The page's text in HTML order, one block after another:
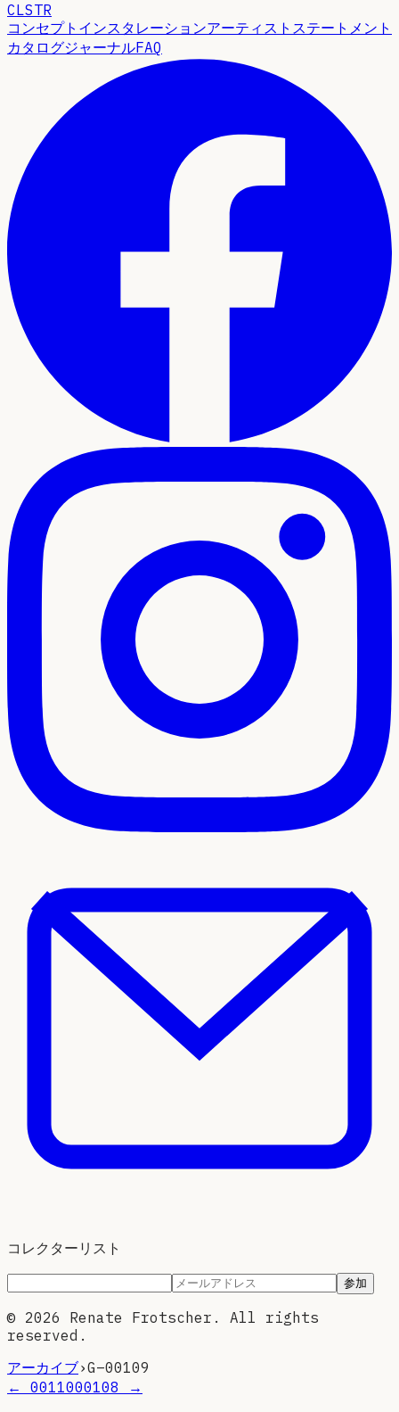
CLSTR
コンセプト インスタレーションアーティストステートメント
カタログジャーナルFAQ
コレクターリスト
参加
© 2026 Renate Frotscher. All rights
reserved.
アーカイブ›G–00109
← 0011000108 →